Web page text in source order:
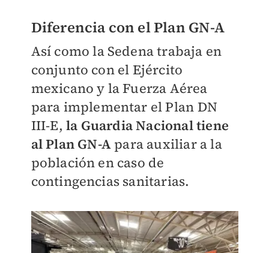
Diferencia con el Plan GN-A
Así como la Sedena trabaja en
conjunto con el Ejército
mexicano y la Fuerza Aérea
para implementar el Plan DN
III-E, la Guardia Nacional tiene
al Plan GN-Apara auxiliar a la
población en caso de
contingencias sanitarias.